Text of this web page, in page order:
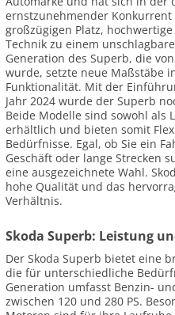
ernstzunehmender
großzügigen Platz,
Technik zu einem
Generation des Superb, die
wurde, setzte neue Maßstäbe
Funktionalität. Mit der
Jahr 2024 wurde der Superb
Beide Modelle sind sowohl als
erhältlich und bieten somit
Bedürfnisse. Egal, ob Sie ein
Geschäft oder lange Strecken
eine ausgezeichnete Wahl.
hohe Qualität und das
Verhältnis.
Skoda Superb: Leistung
Der Skoda Superb bietet eine
die für unterschiedliche
Generation umfasst Benzin-
zwischen 120 und 280 PS.